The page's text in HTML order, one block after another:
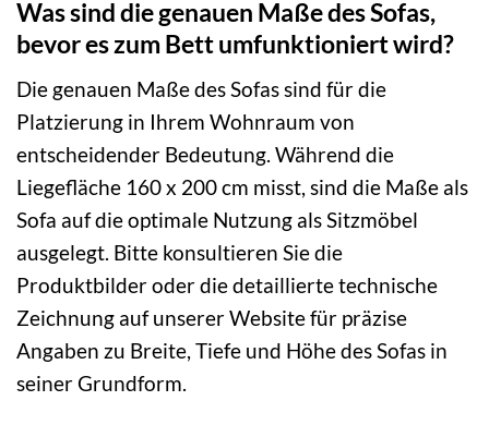
Was sind die genauen Maße des Sofas,
bevor es zum Bett umfunktioniert wird?
Die genauen Maße des Sofas sind für die
Platzierung in Ihrem Wohnraum von
entscheidender Bedeutung. Während die
Liegefläche 160 x 200 cm misst, sind die Maße als
Sofa auf die optimale Nutzung als Sitzmöbel
ausgelegt. Bitte konsultieren Sie die
Produktbilder oder die detaillierte technische
Zeichnung auf unserer Website für präzise
Angaben zu Breite, Tiefe und Höhe des Sofas in
seiner Grundform.